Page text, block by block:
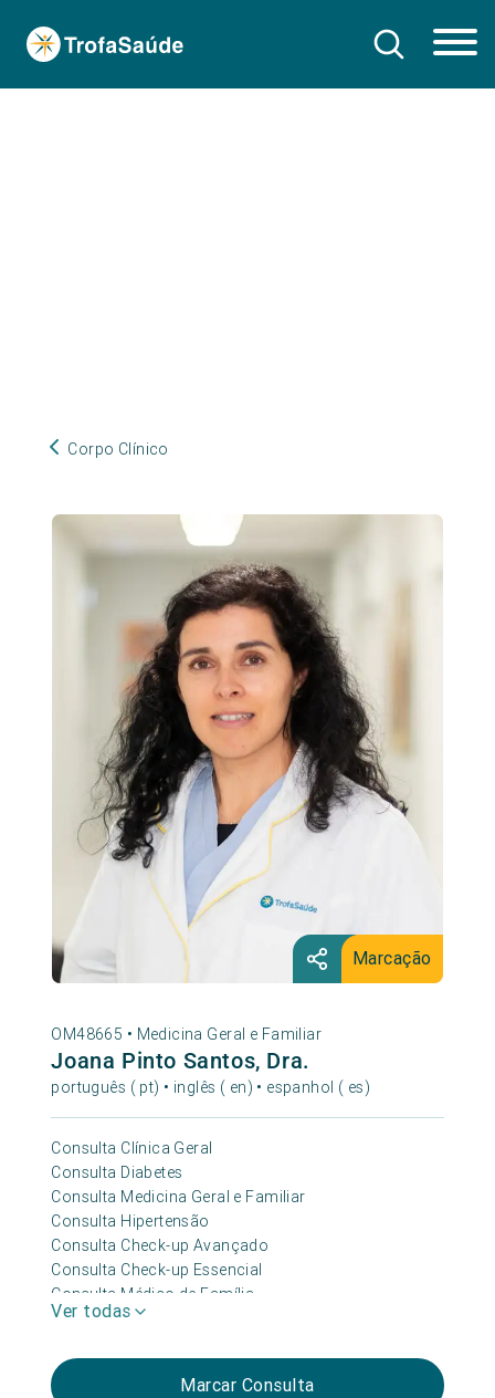
Corpo Clínico
Marcação
OM48665 • Medicina Geral e Familiar
Joana Pinto Santos, Dra.
português ( pt) • inglês ( en) • espanhol ( es)
Consulta Clínica Geral
Consulta Diabetes
Consulta Medicina Geral e Familiar
Consulta Hipertensão
Consulta Check-up Avançado
Consulta Check-up Essencial
Consulta Médico de Família
Consulta Check-up Premium 360+
Consulta Medicina Do Sono
Ver todas
Marcar Consulta